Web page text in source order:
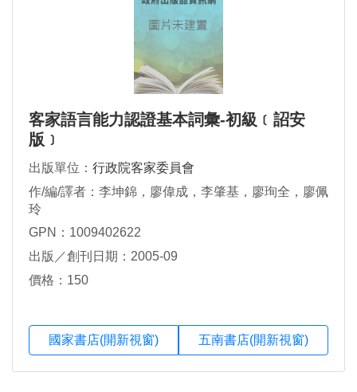
客家語言能力認證基本詞彙-初級﹝詔安
版﹞
出版單位： 行政院客家委員會
作/編/譯者：李坤錦，廖偉成，李肇基，廖珣全，廖佩
玲
GPN：1009402622
出版／創刊日期：2005-09
價格：150
國家書店(開新視窗) 五南書店(開新視窗)